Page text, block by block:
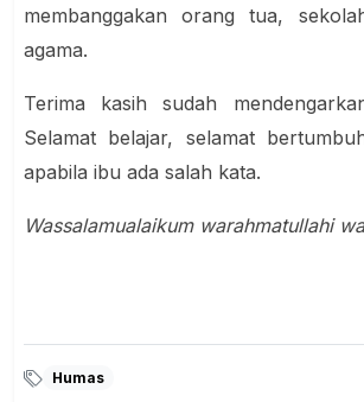
membanggakan orang tua,
agama.
Terima kasih sudah
Selamat belajar, selamat
apabila ibu ada salah kata.
Wassalamualaikum warahmatullahi
Humas